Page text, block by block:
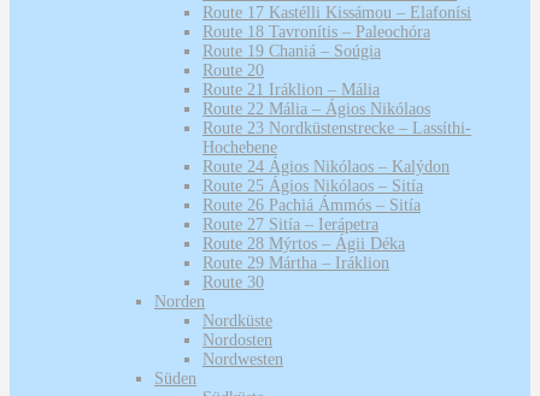
Route 17 Kastélli Kissámou – Elafonísi
Route 18 Tavronítis – Paleochóra
Route 19 Chaniá – Soúgia
Route 20
Route 21 Iráklion – Mália
Route 22 Mália – Ágios Nikólaos
Route 23 Nordküstenstrecke – Lassíthi-
Hochebene
Route 24 Ágios Nikólaos – Kalýdon
Route 25 Ágios Nikólaos – Sitía
Route 26 Pachiá Ámmós – Sitía
Route 27 Sitía – Ierápetra
Route 28 Mýrtos – Ágii Déka
Route 29 Mártha – Iráklion
Route 30
Norden
Nordküste
Nordosten
Nordwesten
Süden